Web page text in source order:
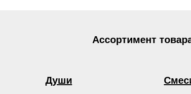
Души
Ассортимент